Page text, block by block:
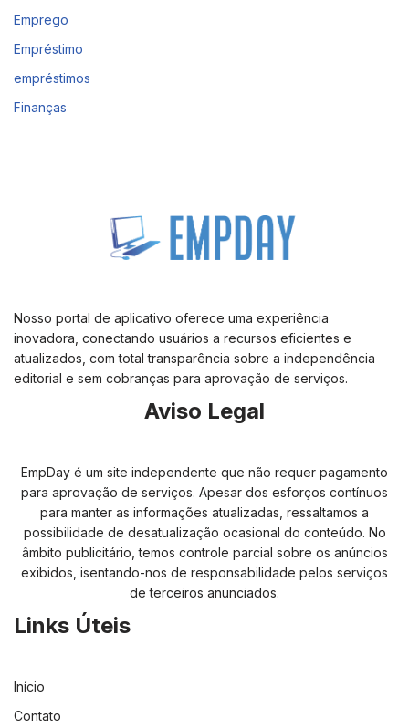
Emprego
Empréstimo
empréstimos
Finanças
Nosso portal de aplicativo oferece uma experiência
inovadora, conectando usuários a recursos eficientes e
atualizados, com total transparência sobre a independência
editorial e sem cobranças para aprovação de serviços.
Aviso Legal
EmpDay é um site independente que não requer pagamento
para aprovação de serviços. Apesar dos esforços contínuos
para manter as informações atualizadas, ressaltamos a
possibilidade de desatualização ocasional do conteúdo. No
âmbito publicitário, temos controle parcial sobre os anúncios
exibidos, isentando-nos de responsabilidade pelos serviços
de terceiros anunciados.
Links Úteis
Início
Contato